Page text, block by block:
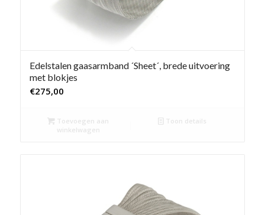
Edelstalen gaasarmband ´Sheet´, brede uitvoering
met blokjes
€275,00
Toevoegen aan
winkelwagen
Toon details